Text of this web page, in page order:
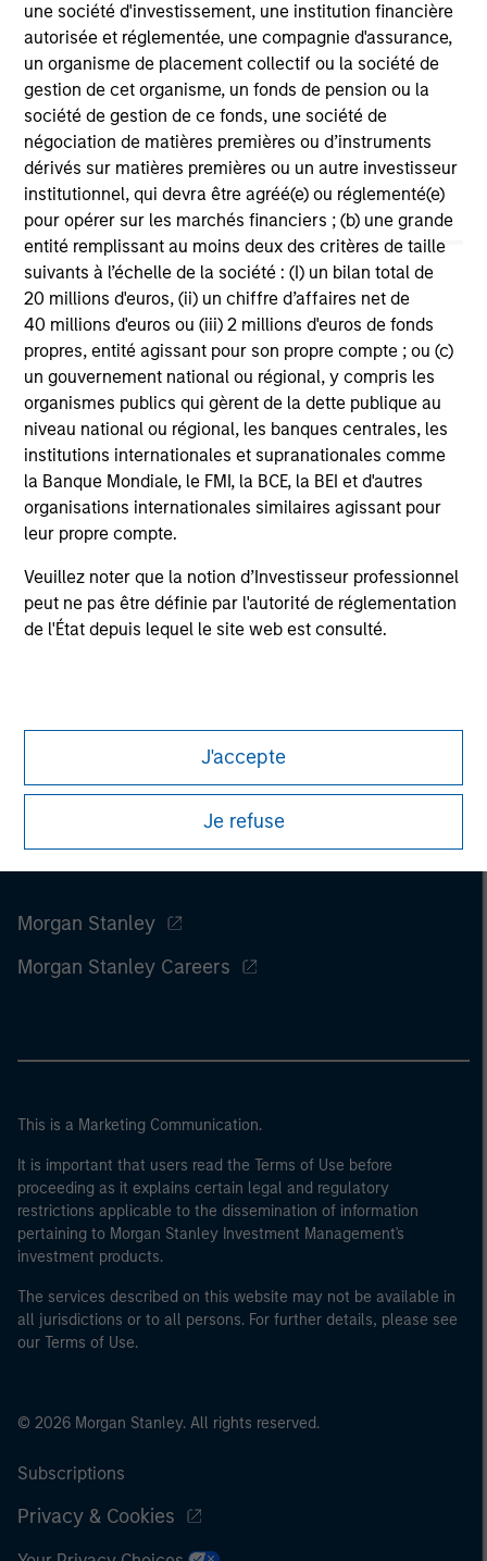
une société d'investissement, une institution financière
autorisée et réglementée, une compagnie d'assurance,
un organisme de placement collectif ou la société de
gestion de cet organisme, un fonds de pension ou la
société de gestion de ce fonds, une société de
négociation de matières premières ou d’instruments
dérivés sur matières premières ou un autre investisseur
institutionnel, qui devra être agréé(e) ou réglementé(e)
pour opérer sur les marchés financiers ; (b) une grande
entité remplissant au moins deux des critères de taille
suivants à l’échelle de la société : (I) un bilan total de
20 millions d'euros, (ii) un chiffre d’affaires net de
40 millions d'euros ou (iii) 2 millions d'euros de fonds
propres, entité agissant pour son propre compte ; ou (c)
un gouvernement national ou régional, y compris les
organismes publics qui gèrent de la dette publique au
niveau national ou régional, les banques centrales, les
institutions internationales et supranationales comme
la Banque Mondiale, le FMI, la BCE, la BEI et d'autres
organisations internationales similaires agissant pour
leur propre compte.
Veuillez noter que la notion d’Investisseur professionnel
peut ne pas être définie par l'autorité de réglementation
de l'État depuis lequel le site web est consulté.
J'accepte
Je refuse
14-JUL-2026
May not represent all Team Members.
The information on this page is for informational
purposes only. The information contained herein does
not constitute and should not be construed as an
offering of advisory services or an offer to sell or a
solicitation of an offer to buy any securities in any
jurisdiction in which such offer or solicitation,
purchase or sale would be unlawful under the
securities, insurance or other laws of such jurisdiction.
All investing involves risks, including a loss of principal.
Please refer to the strategy detail page for important
information on the strategy, including additional risk
considerations.
Morgan Stanley
Morgan Stanley Careers
This is a Marketing Communication.
It is important that users read the Terms of Use before
proceeding as it explains certain legal and regulatory
restrictions applicable to the dissemination of information
pertaining to Morgan Stanley Investment Management's
investment products.
The services described on this website may not be available in
all jurisdictions or to all persons. For further details, please see
our Terms of Use.
© 2026 Morgan Stanley. All rights reserved.
Subscriptions
Privacy & Cookies